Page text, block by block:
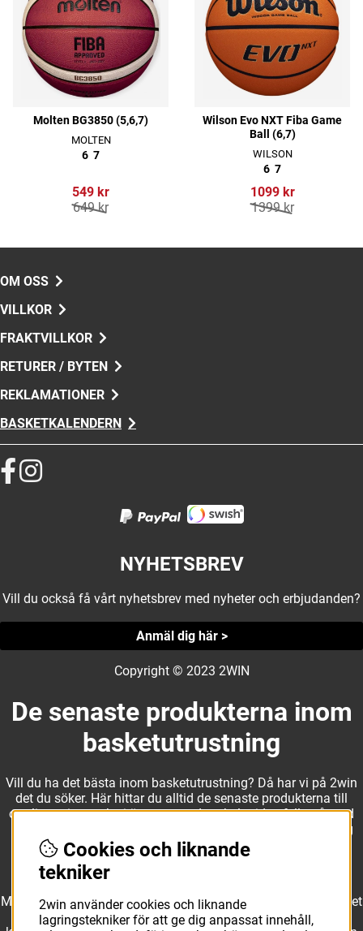
Molten BG3850 (5,6,7)
MOLTEN
6 7
549 kr
649 kr
Wilson Evo NXT Fiba Game
Ball (6,7)
WILSON
6 7
1099 kr
1399 kr
OM OSS
VILLKOR
FRAKTVILLKOR
RETURER / BYTEN
REKLAMATIONER
BASKETKALENDERN
NYHETSBREV
Vill du också få vårt nyhetsbrev med nyheter och erbjudanden?
Anmäl dig här >
Copyright © 2023 2WIN
De senaste produkterna inom
basketutrustning
Vill du ha det bästa inom basketutrustning? Då har vi på 2win
det du söker. Här hittar du alltid de senaste produkterna till
otroliga priser, och vi är noga med att hela tiden fylla på med
nyheter i webbshopen. Det gör oss till ett naturligt val för dig
som vill ha utrustning som överträffar alla andra märken.
Med ett av Sveriges största kläd- och skosortiment inom basket
kan vi erbjuda allt som du eller din klubb behöver. Välj ut
Cookies och liknande
tekniker
2win använder cookies och liknande
lagringstekniker för att ge dig anpassat innehåll,